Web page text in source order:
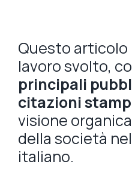
Questo articolo
lavoro svolto,
principali
citazioni
visione
della società
italiano.